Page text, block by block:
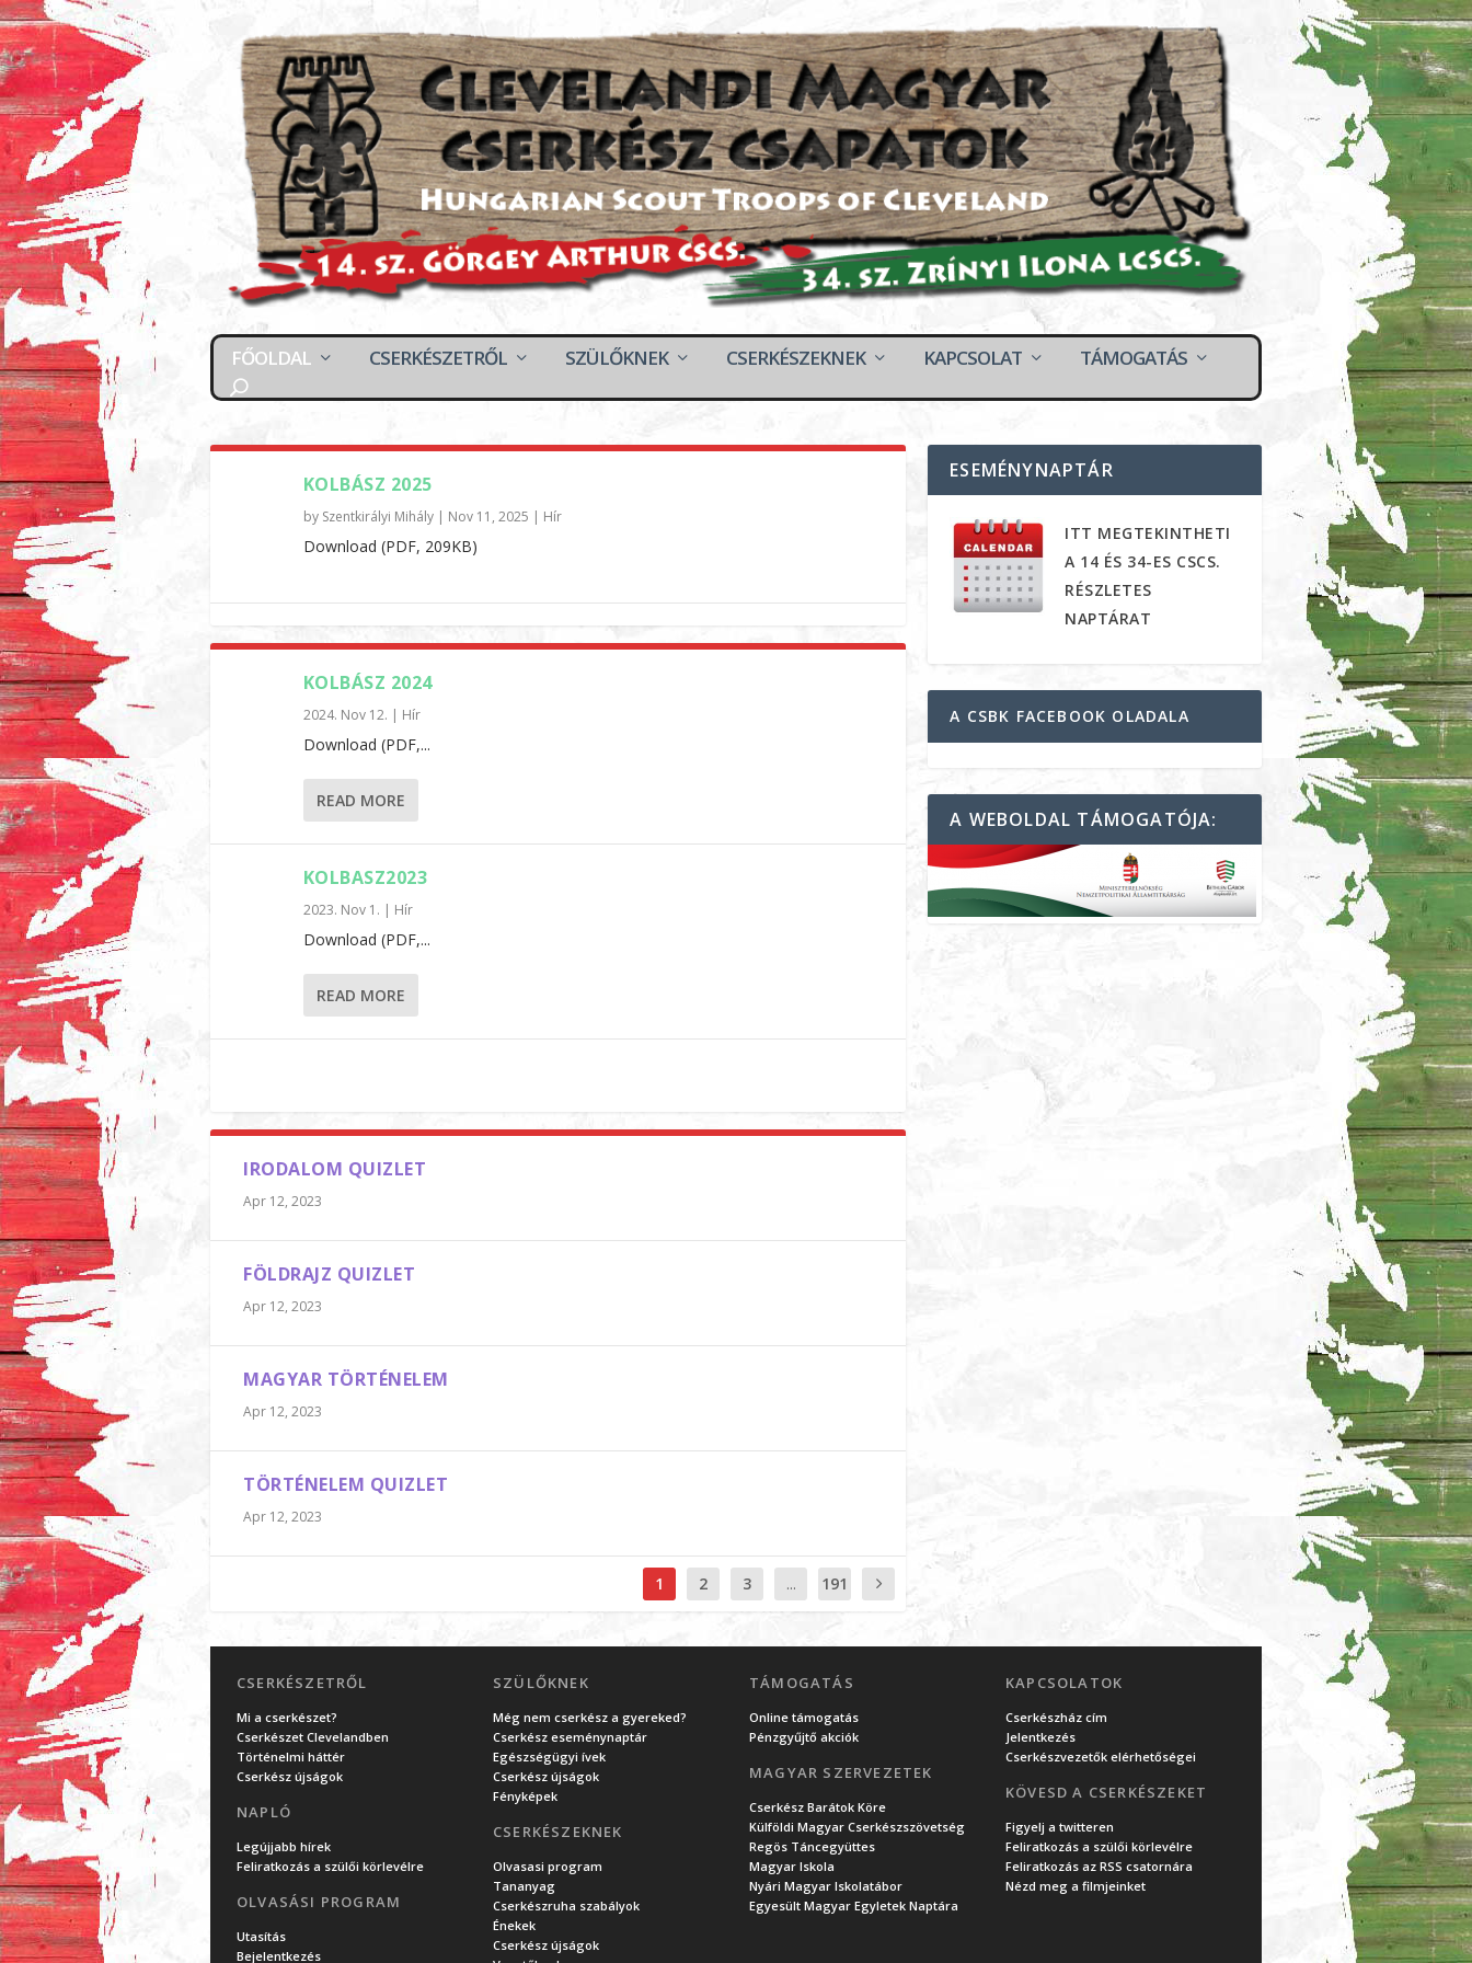
FŐOLDAL CSERKÉSZETRŐL SZÜLŐKNEK CSERKÉSZEKNEK KAPCSOLAT TÁMOGATÁS
KOLBÁSZ 2025
by Szentkirályi Mihály| Nov 11, 2025 | Hír
Download (PDF, 209KB)
KOLBÁSZ 2024
2024. Nov 12. | Hír
Download (PDF,...
READ MORE
KOLBASZ2023
2023. Nov 1. | Hír
Download (PDF,...
READ MORE
IRODALOM QUIZLET
Apr 12, 2023
FÖLDRAJZ QUIZLET
Apr 12, 2023
MAGYAR TÖRTÉNELEM
Apr 12, 2023
TÖRTÉNELEM QUIZLET
Apr 12, 2023
1 2 3 ... 191
ESEMÉNYNAPTÁR
ITT MEGTEKINTHETI
A 14 ÉS 34-ES CSCS.
RÉSZLETES
NAPTÁRAT
A CSBK FACEBOOK OLADALA
A WEBOLDAL TÁMOGATÓJA:
CSERKÉSZETRŐL
Mi a cserkészet?
Cserkészet Clevelandben
Történelmi háttér
Cserkész újságok
NAPLÓ
Legújjabb hírek
Feliratkozás a szülői körlevélre
OLVASÁSI PROGRAM
Utasítás
Bejelentkezés
SZÜLŐKNEK
Még nem cserkész a gyereked?
Cserkész eseménynaptár
Egészségügyi ívek
Cserkész újságok
Fényképek
CSERKÉSZEKNEK
Olvasasi program
Tananyag
Cserkészruha szabályok
Énekek
Cserkész újságok
TÁMOGATÁS
Online támogatás
Pénzgyűjtő akciók
MAGYAR SZERVEZETEK
Cserkész Barátok Köre
Külföldi Magyar Cserkészszövetség
Regös Táncegyüttes
Magyar Iskola
Nyári Magyar Iskolatábor
Egyesült Magyar Egyletek Naptára
KAPCSOLATOK
Cserkészház cím
Jelentkezés
Cserkészvezetők elérhetőségei
KÖVESD A CSERKÉSZEKET
Figyelj a twitteren
Feliratkozás a szülői körlevélre
Feliratkozás az RSS csatornára
Nézd meg a filmjeinket